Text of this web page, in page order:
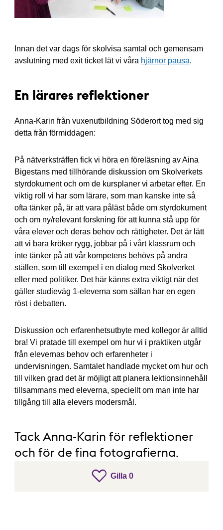
Gilla 0gillar inlägget
Innan det var dags för skolvisa samtal och gemensam
avslutning med exit ticket lät vi våra hjärnor pausa.
En lärares reflektioner
Anna-Karin från vuxenutbildning Söderort tog med sig
detta från förmiddagen:
På nätverksträffen fick vi höra en föreläsning av Aina
Bigestans med tillhörande diskussion om Skolverkets
styrdokument och om de kursplaner vi arbetar efter. En
viktig roll vi har som lärare, som man kanske inte så
ofta tänker på, är att vara påläst både om styrdokument
och om ny/relevant forskning för att kunna stå upp för
våra elever och deras behov och rättigheter. Det är lätt
att vi bara kröker rygg, jobbar på i vårt klassrum och
inte tänker på att vår kompetens behövs på andra
ställen, som till exempel i en dialog med Skolverket
eller med politiker. Det här känns extra viktigt när det
gäller studieväg 1-eleverna som sällan har en egen
röst i debatten.
Diskussion och erfarenhetsutbyte med kollegor är alltid
bra! Vi pratade till exempel om hur vi i praktiken utgår
från elevernas behov och erfarenheter i
undervisningen. Samtalet handlade mycket om hur och
till vilken grad det är möjligt att planera lektionsinnehåll
tillsammans med eleverna, speciellt om man inte har
tillgång till alla elevers modersmål.
Tack Anna-Karin för reflektioner
och för de fina fotografierna.